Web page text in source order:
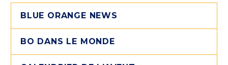
BLUE ORANGE NEWS
BO DANS LE MONDE